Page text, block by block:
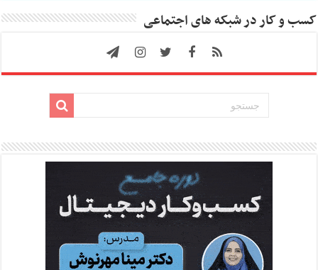
کسب و کار در شبکه های اجتماعی